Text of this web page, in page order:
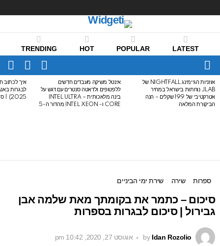
LATEST
POPULAR
HOT
TRENDING
Menu
SWITCH
SKIN
LATEST
STORIES
אוזניות הגיימינג NIGHTFALL של
JLAB נוחתות בישראל במחיר
אטרקטיבי של 199 שקלים – הנה
הביקורת המלאה
אינטל משיקה מעבדים חדשים
ללפטופים ולדאטה סנטרים עם דגש על
בינה מלאכותית – INTEL ULTRA
CORE ו- INTEL XEON מהדור ה-5
איך לכתוב
2025) | סיכום לבגרות באנגלית
ספרות שירה שירת ימי הביניים
סיכום – כתמר את בקומתך מאת שלמה אבן
גבירול | סיכום לבגרות בספרות
by Idan Rozolio אוגוסט 27, 2020, 10:42 pm